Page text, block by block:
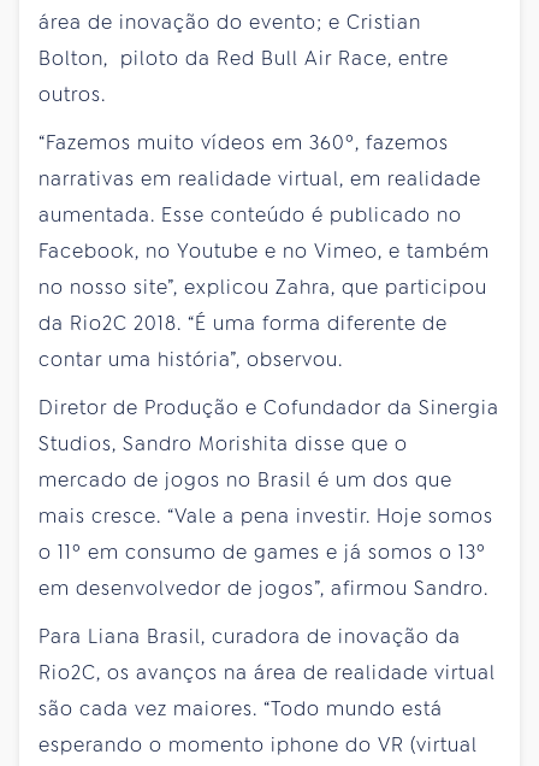
área de inovação do evento; e Cristian
Bolton, piloto da Red Bull Air Race, entre
outros.
“Fazemos muito vídeos em 360º, fazemos
narrativas em realidade virtual, em realidade
aumentada. Esse conteúdo é publicado no
Facebook, no Youtube e no Vimeo, e também
no nosso site”, explicou Zahra, que participou
da Rio2C 2018. “É uma forma diferente de
contar uma história”, observou.
Diretor de Produção e Cofundador da Sinergia
Studios, Sandro Morishita disse que o
mercado de jogos no Brasil é um dos que
mais cresce. “Vale a pena investir. Hoje somos
o 11º em consumo de games e já somos o 13º
em desenvolvedor de jogos”, afirmou Sandro.
Para Liana Brasil, curadora de inovação da
Rio2C, os avanços na área de realidade virtual
são cada vez maiores. “Todo mundo está
esperando o momento iphone do VR (virtual